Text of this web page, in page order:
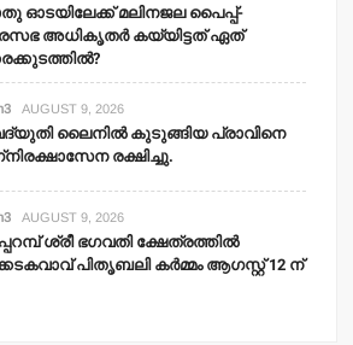
ഓടയിലേക്ക് മലിനജല പൈപ്പ്-
അധികൃതര്‍ കയ്യിട്ടത് ഏത്
AUGUST 9, 2026
ലൈനില്‍ കുടുങ്ങിയ പ്രാവിനെ
രക്ഷിച്ചു.
AUGUST 9, 2026
ശ്രീ ഭഗവതി ക്ഷേത്രത്തില്‍
പിതൃബലി കര്‍മ്മം ആഗസ്റ്റ് 12 ന്